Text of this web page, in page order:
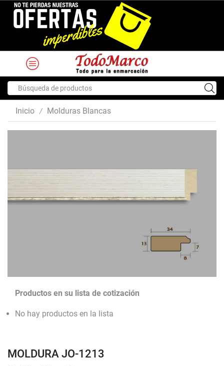
input
Inicio / Molduras Blancas
Productos en su lista de cotización
No hay productos en la lista
MOLDURA JO-1213